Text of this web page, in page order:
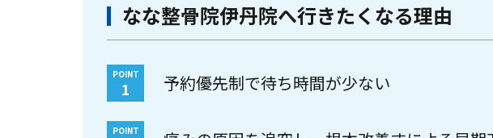
なな整骨院伊丹院へ行きたくなる理由
POINT
1 予約優先制で待ち時間が少ない
POINT